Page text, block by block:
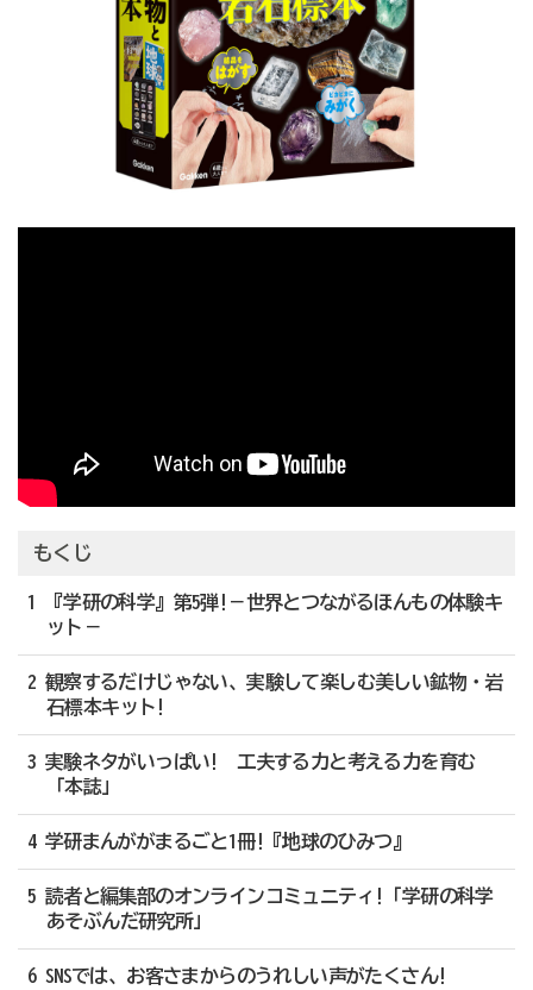
もくじ
1 『学研の科学』第5弾!－世界とつながるほんもの体験キ
ット－
2 観察するだけじゃない、実験して楽しむ美しい鉱物・岩
石標本キット!
3 実験ネタがいっぱい! 工夫する力と考える力を育む
「本誌」
4 学研まんががまるごと1冊!『地球のひみつ』
5 読者と編集部のオンラインコミュニティ!「学研の科学
あそぶんだ研究所」
6 SNSでは、お客さまからのうれしい声がたくさん!